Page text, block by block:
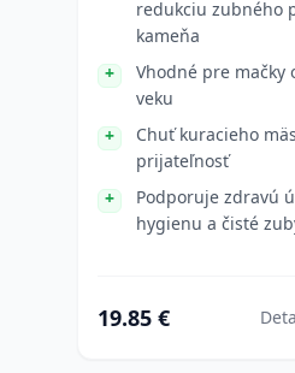
redukciu zubného
kameňa
Vhodné pre mačky
veku
Chuť kuracieho
prijateľnosť
Podporuje zdravú
hygienu a čisté
19.85 €